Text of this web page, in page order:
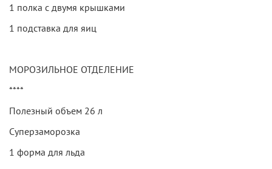
1 полка с двумя крышками
1 подставка для яиц
МОРОЗИЛЬНОЕ ОТДЕЛЕНИЕ
****
Полезный объем 26 л
Суперзаморозка
1 форма для льда